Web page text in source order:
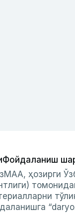
Фойдаланиш
ҳозирги